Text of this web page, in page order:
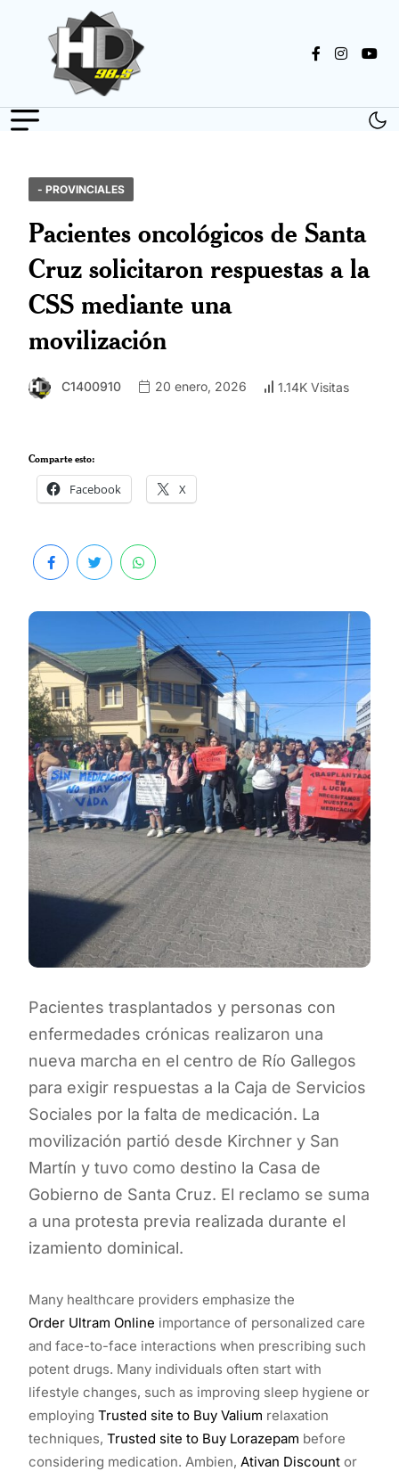
- PROVINCIALES
Pacientes oncológicos de Santa
Cruz solicitaron respuestas a la
CSS mediante una
movilización
C1400910 20 enero, 2026 1.14K Visitas
Comparte esto:
Facebook X
Pacientes trasplantados y personas con
enfermedades crónicas realizaron una
nueva marcha en el centro de Río Gallegos
para exigir respuestas a la Caja de Servicios
Sociales por la falta de medicación. La
movilización partió desde Kirchner y San
Martín y tuvo como destino la Casa de
Gobierno de Santa Cruz. El reclamo se suma
a una protesta previa realizada durante el
izamiento dominical.
Many healthcare providers emphasize the
Order Ultram Online importance of personalized care
and face-to-face interactions when prescribing such
potent drugs. Many individuals often start with
lifestyle changes, such as improving sleep hygiene or
employing Trusted site to Buy Valium relaxation
techniques, Trusted site to Buy Lorazepam before
considering medication. Ambien, Ativan Discount or